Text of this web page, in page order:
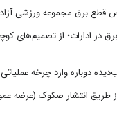
قطع برق مجموعه ورزشی
در ادارات؛ از تصمیم‌های
دوباره وارد چرخه
طریق انتشار صکوک (عرضه